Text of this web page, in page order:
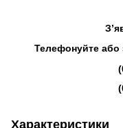
Телефонуйте або
Характеристики